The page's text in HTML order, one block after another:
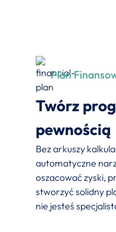
Plan
Twórz
pewnością
Bez arkuszy
automatyczne
oszacować zyski,
stworzyć solidny
nie jesteś